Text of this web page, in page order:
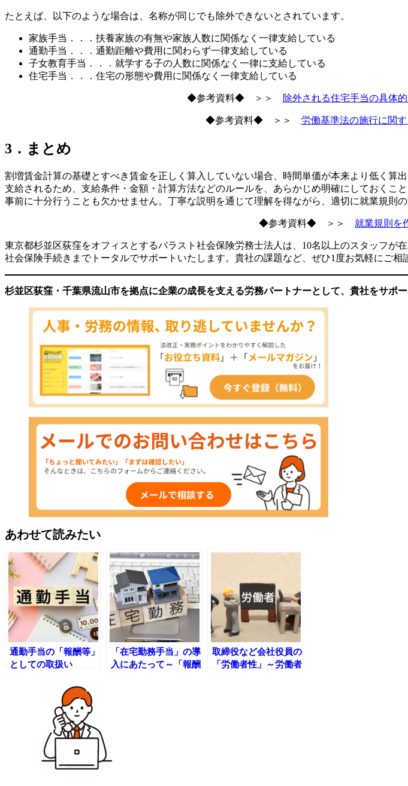
たとえば、以下のような場合は、名称が同じでも除外できないとされています。
家族手当．．．扶養家族の有無や家族人数に関係なく一律支給している
通勤手当．．．通勤距離や費用に関わらず一律支給している
子女教育手当．．．就学する子の人数に関係なく一律に支給している
住宅手当．．．住宅の形態や費用に関係なく一律支給している
◆参考資料◆ ＞＞ 除外される住宅手当の具体
◆参考資料◆ ＞＞ 労働基準法の施行に関
3．まとめ
割増賃金計算の基礎とすべき賃金を正しく算入していない場合、時間単価が本来より低く
支給されるため、支給条件・金額・計算方法などのルールを、あらかじめ明確にしておく
事前に十分行うことも欠かせません。丁寧な説明を通じて理解を得ながら、適切に就業規則の
◆参考資料◆ ＞＞ 就業規則を
東京都杉並区荻窪をオフィスとするバラスト社会保険労務士法人は、10名以上のスタッフが
社会保険手続きまでトータルでサポートいたします。貴社の課題など、ぜひ1度お気軽にご相
杉並区荻窪・千葉県流山市を拠点に企業の成長を支える労務パートナーとして、貴社をサポ
あわせて読みたい
通勤手当の「報酬等」
としての取扱い
「在宅勤務手当」の導
入にあたって～「報酬
取締役など会社役員の
「労働者性」～労働者